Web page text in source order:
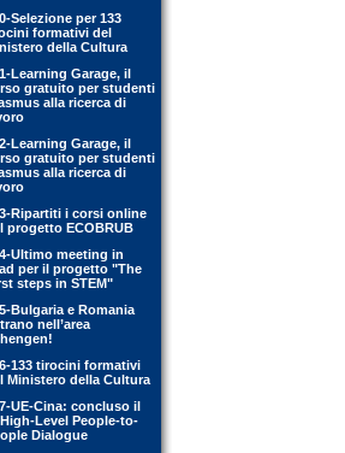
Selezione per 133
formativi del
della Cultura
Learning Garage, il
gratuito per studenti
alla ricerca di
Learning Garage, il
gratuito per studenti
alla ricerca di
Ripartiti i corsi online
progetto ECOBRUB
Ultimo meeting in
per il progetto "The
steps in STEM"
Bulgaria e Romania
nell’area
133 tirocini formativi
Ministero della Cultura
UE-Cina: concluso il
High-Level People-to-
Dialogue